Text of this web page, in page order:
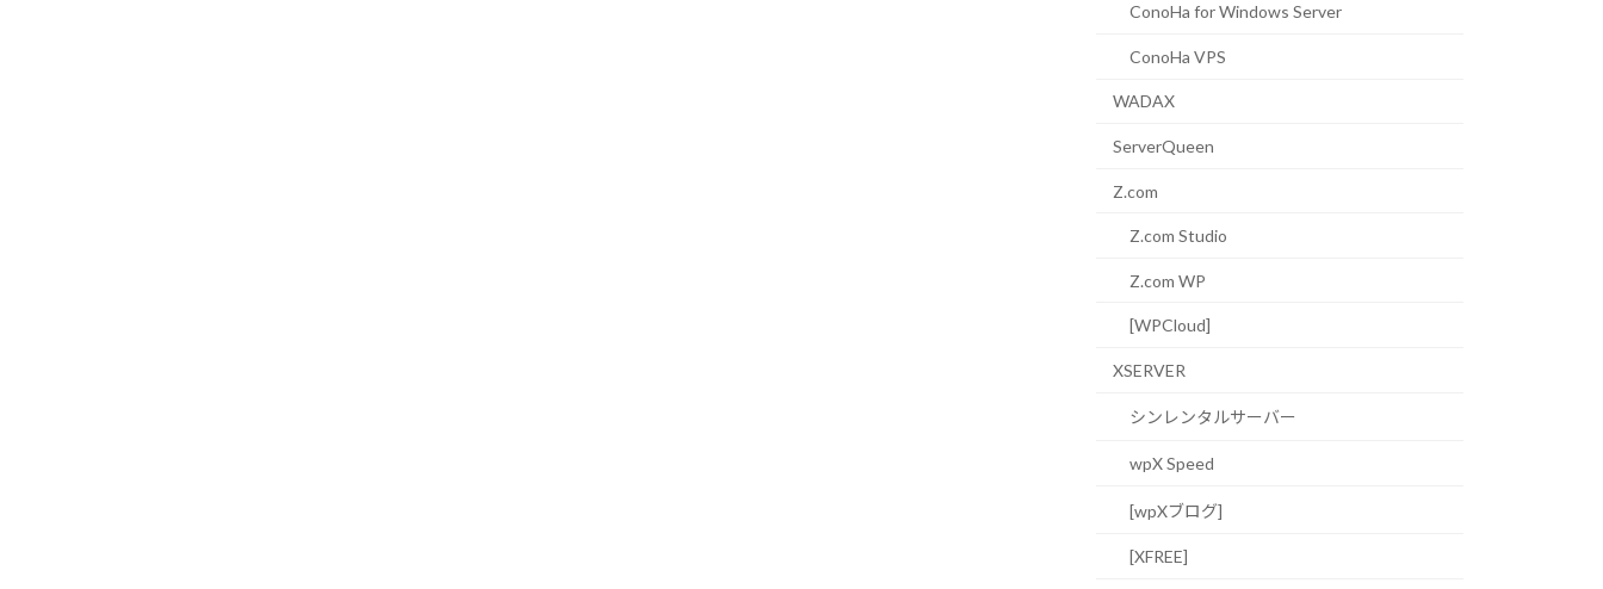
ConoHa for Windows Server
ConoHa VPS
WADAX
ServerQueen
Z.com
Z.com Studio
Z.com WP
[WPCloud]
XSERVER
シンレンタルサーバー
wpX Speed
[wpXブログ]
[XFREE]